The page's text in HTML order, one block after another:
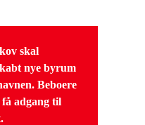
skal
nye byrum
Beboere
få adgang til